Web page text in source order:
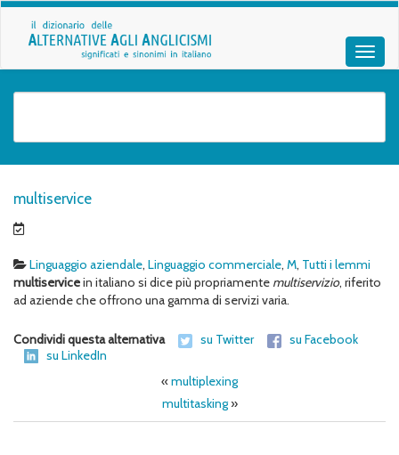
multiservice
Linguaggio aziendale, Linguaggio commerciale, M, Tutti i lemmi
multiservicein italiano si dice più propriamente multiservizio, riferito
ad aziende che offrono una gamma di servizi varia.
Condividi questa alternativa su Twitter
su Facebook
su LinkedIn
«multiplexing
multitasking»